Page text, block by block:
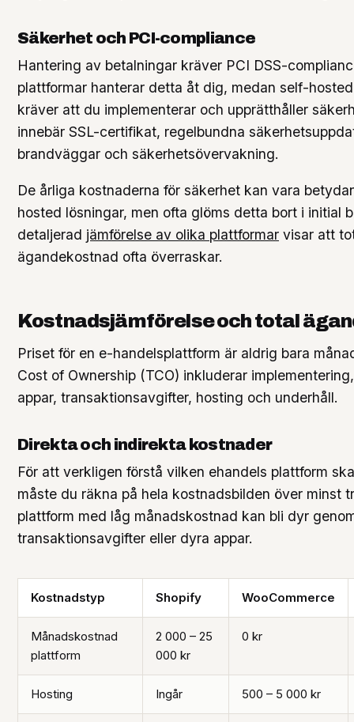
Säkerhet och PCI-compliance
Hantering av betalningar kräver PCI DSS-
plattformar hanterar detta åt dig, medan self-
kräver att du implementerar och upprätthåller
innebär SSL-certifikat, regelbundna
brandväggar och säkerhetsövervakning.
De årliga kostnaderna för säkerhet kan vara
hosted lösningar, men ofta glöms detta bort i initial
detaljerad jämförelse av olika plattformar visar att
ägandekostnad ofta överraskar.
Kostnadsjämförelse och total
Priset för en e-handelsplattform är aldrig bara
Cost of Ownership (TCO) inkluderar
appar, transaktionsavgifter, hosting och underhåll.
Direkta och indirekta kostnader
För att verkligen förstå vilken ehandels plattform
måste du räkna på hela kostnadsbilden över minst
plattform med låg månadskostnad kan bli dyr
transaktionsavgifter eller dyra appar.
Kostnadstyp Shopify WooCommerce
Månadskostnad
plattform
2 000 – 25
000 kr
0 kr
Hosting Ingår 500 – 5 000 kr